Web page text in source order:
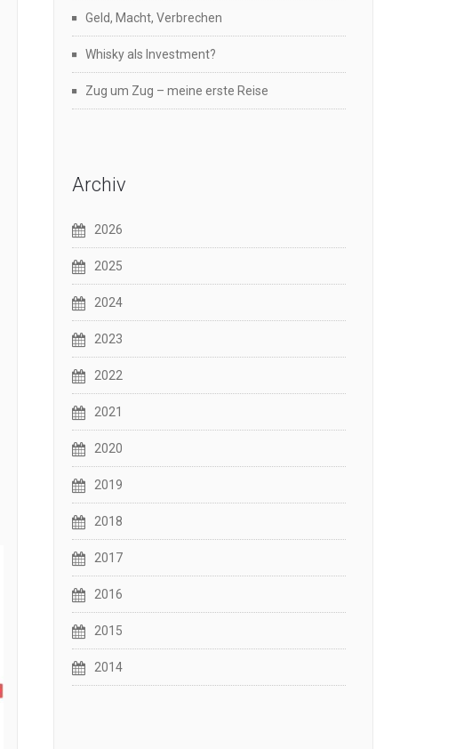
Geld, Macht, Verbrechen
Whisky als Investment?
Zug um Zug – meine erste Reise
Archiv
2026
2025
2024
2023
2022
2021
2020
2019
2018
2017
2016
2015
2014